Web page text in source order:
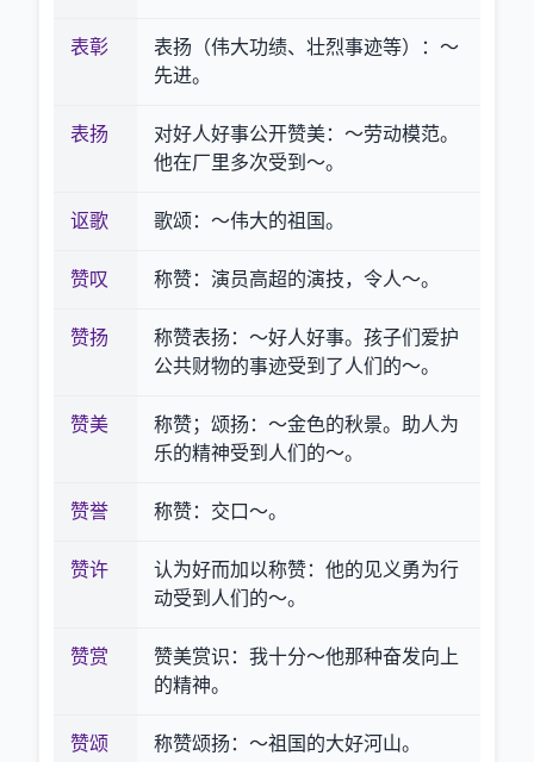
表彰
表扬（伟大功绩、壮烈事迹等）：～
先进。
表扬
对好人好事公开赞美：～劳动模范。
他在厂里多次受到～。
讴歌 歌颂：～伟大的祖国。
赞叹 称赞：演员高超的演技，令人～。
赞扬
称赞表扬：～好人好事。孩子们爱护
公共财物的事迹受到了人们的～。
赞美
称赞；颂扬：～金色的秋景。助人为
乐的精神受到人们的～。
赞誉 称赞：交口～。
赞许
认为好而加以称赞：他的见义勇为行
动受到人们的～。
赞赏
赞美赏识：我十分～他那种奋发向上
的精神。
赞颂 称赞颂扬：～祖国的大好河山。